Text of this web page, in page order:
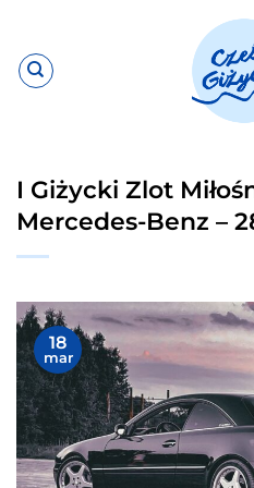
zawartości
I Giżycki Zlot
Mercedes-Benz –
18
mar